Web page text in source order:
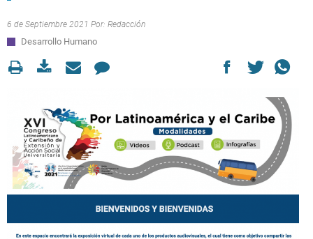
6 de Septiembre 2021 Por: Redacción
Desarrollo Humano